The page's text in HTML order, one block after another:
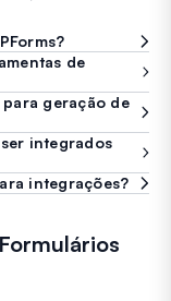
de
para geração de
integrados
integrações?